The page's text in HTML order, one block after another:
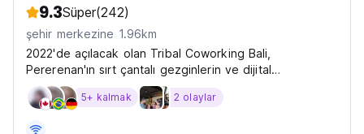
9.3Süper(242)
şehir merkezine 1.96km
2022'de açılacak olan Tribal Coworking Bali,
Pererenan'ın sırt çantalı gezginlerin ve dijital
göçebelerin Çalışma, Oyun ve Konaklama için yeni
mekanıdır. 5+ kalmak 2 olaylar